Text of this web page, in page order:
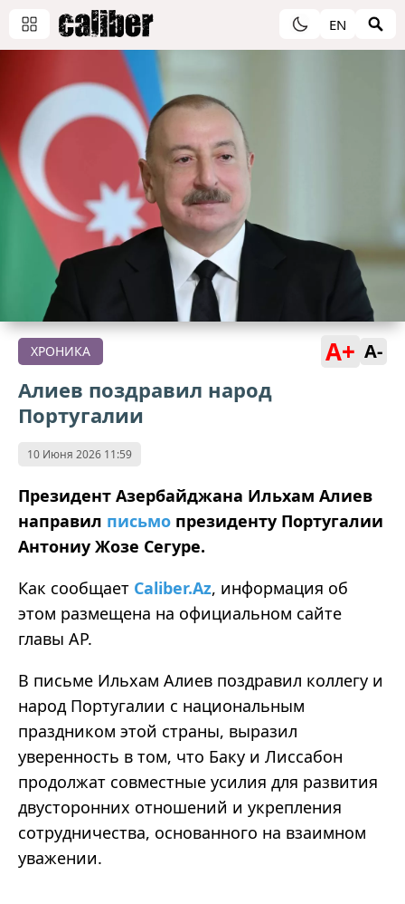
EN
ХРОНИКА A+ A-
Алиев поздравил народ
Португалии
10 Июня 2026 11:59
Президент Азербайджана Ильхам Алиев
направил письмо президенту Португалии
Антониу Жозе Сегуре.
Как сообщает Caliber.Az, информация об
этом размещена на официальном сайте
главы АР.
В письме Ильхам Алиев поздравил коллегу и
народ Португалии с национальным
праздником этой страны, выразил
уверенность в том, что Баку и Лиссабон
продолжат совместные усилия для развития
двусторонних отношений и укрепления
сотрудничества, основанного на взаимном
уважении.